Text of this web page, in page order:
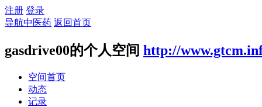
注册 登录
导航中医药 返回首页
gasdrive00的个人空间 http://
空间首页
动态
记录